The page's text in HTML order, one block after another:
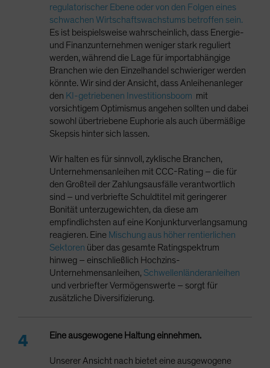
regulatorischer Ebene oder von den Folgen eines
schwachen Wirtschaftswachstums betroffen sein.
Es ist beispielsweise wahrscheinlich, dass Energie-
und Finanzunternehmen weniger stark reguliert
werden, während die Lage für importabhängige
Branchen wie den Einzelhandel schwieriger werden
könnte. Wir sind der Ansicht, dass Anleihenanleger
den KI-getriebenen Investitionsboom mit
vorsichtigem Optimismus angehen sollten und dabei
sowohl übertriebene Euphorie als auch übermäßige
Skepsis hinter sich lassen.
Wir halten es für sinnvoll, zyklische Branchen,
Unternehmensanleihen mit CCC-Rating – die für
den Großteil der Zahlungsausfälle verantwortlich
sind – und verbriefte Schuldtitel mit geringerer
Bonität unterzugewichten, da diese am
empfindlichsten auf eine Konjunkturverlangsamung
reagieren. Eine Mischung aus höher rentierlichen
Sektoren über das gesamte Ratingspektrum
hinweg – einschließlich Hochzins-
Unternehmensanleihen, Schwellenländeranleihen
und verbriefter Vermögenswerte – sorgt für
zusätzliche Diversifizierung.
Eine ausgewogene Haltung einnehmen.
Unserer Ansicht nach bietet eine ausgewogene